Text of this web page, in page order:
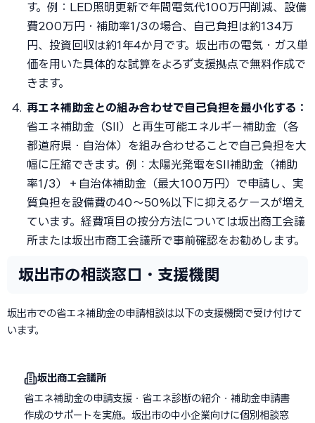
す。例：LED照明更新で年間電気代100万円削減、設備
費200万円・補助率1/3の場合、自己負担は約134万
円、投資回収は約1年4か月です。坂出市の電気・ガス単
価を用いた具体的な試算をよろず支援拠点で無料作成で
きます。
再エネ補助金との組み合わせで自己負担を最小化する：
省エネ補助金（SII）と再生可能エネルギー補助金（各
都道府県・自治体）を組み合わせることで自己負担を大
幅に圧縮できます。例：太陽光発電をSII補助金（補助
率1/3）＋自治体補助金（最大100万円）で申請し、実
質負担を設備費の40〜50%以下に抑えるケースが増え
ています。経費項目の按分方法については坂出商工会議
所または坂出市商工会議所で事前確認をお勧めします。
坂出市の相談窓口・支援機関
坂出市での省エネ補助金の申請相談は以下の支援機関で受け付けて
います。
坂出商工会議所
省エネ補助金の申請支援・省エネ診断の紹介・補助金申請書
作成のサポートを実施。坂出市の中小企業向けに個別相談窓